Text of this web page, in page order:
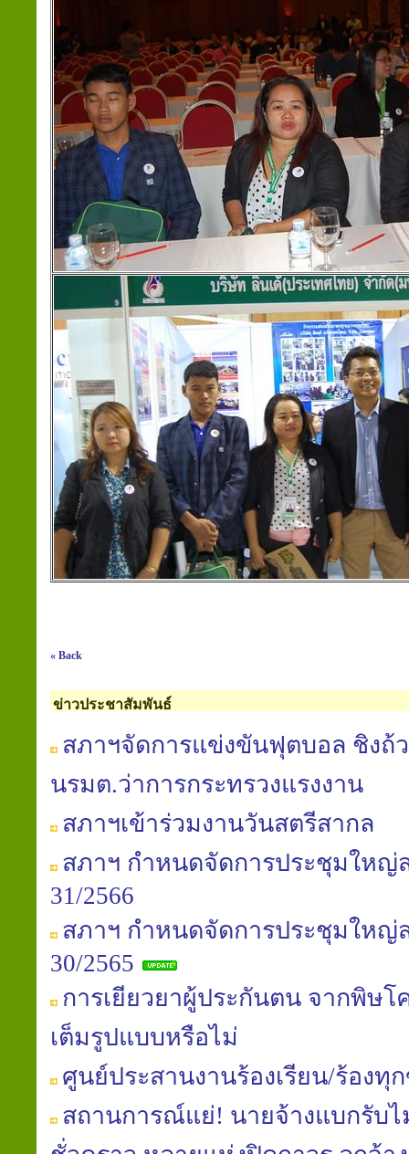
« Back
ข่าวประชาสัมพันธ์
สภาฯจัดการแข่งขันฟุตบอล ชิงถ้
นรมต.ว่าการกระทรวงแรงงาน
สภาฯเข้าร่วมงานวันสตรีสากล
สภาฯ กำหนดจัดการประชุมใหญ่
31/2566
สภาฯ กำหนดจัดการประชุมใหญ่
30/2565
การเยียวยาผู้ประกันตน จากพิษโ
เต็มรูปแบบหรือไม่
ศูนย์ประสานงานร้องเรียน/ร้องทุ
สถานการณ์แย่! นายจ้างแบกรับ